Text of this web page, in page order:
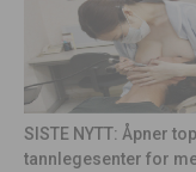
SISTE NYTT: Åpner
tannlegesenter for